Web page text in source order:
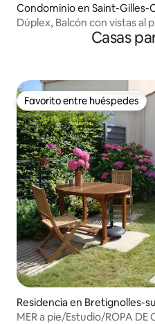
Condominio en Saint-Gilles-
Dúplex, Balcón con vistas al
personas, TV 4KCasas
Favorito entre huéspedes
Favorito entre huéspedes
Residencia en Bretignolles-
MER a pie/Estudio/ROPA DE